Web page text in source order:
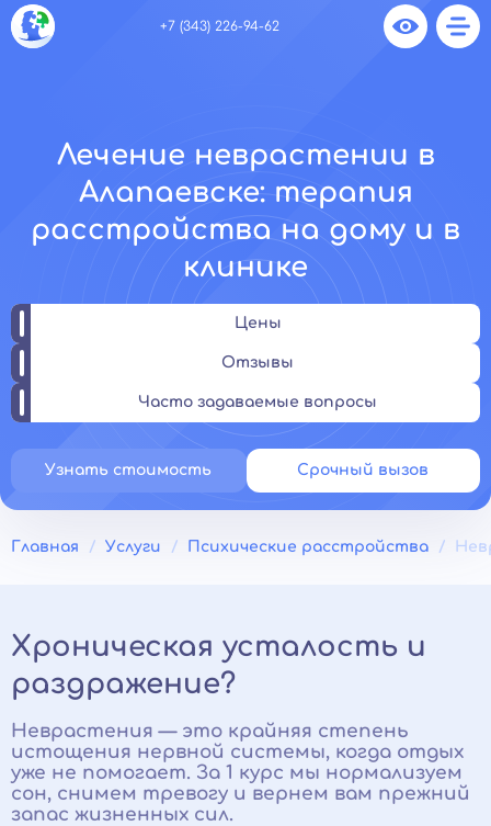
+7 (343) 226-94-62
Лечение неврастении в
Алапаевске: терапия
расстройства на дому и в
клинике
Цены
Отзывы
Часто задаваемые вопросы
Узнать стоимость Срочный вызов
Главная Услуги Психические расстройства
Хроническая усталость и
раздражение?
Неврастения — это крайняя степень
истощения нервной системы, когда отдых
уже не помогает. За 1 курс мы нормализуем
сон, снимем тревогу и вернем вам прежний
запас жизненных сил.